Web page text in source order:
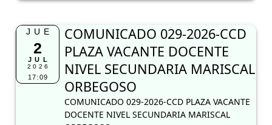
JUE
2
JUL
2026
17:09
COMUNICADO 029-2026-CCD
PLAZA VACANTE DOCENTE
NIVEL SECUNDARIA MARISCAL
ORBEGOSO
COMUNICADO 029-2026-CCD PLAZA VACANTE
DOCENTE NIVEL SECUNDARIA MARISCAL